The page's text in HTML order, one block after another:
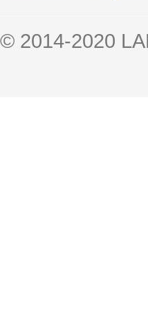
© 2014-2020